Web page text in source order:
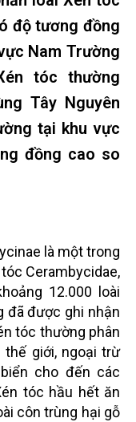
độ tương đồng
Nam Trường
tóc thường
Tây Nguyên
tại khu vực
đồng cao so
là một trong
Cerambycidae,
12.000 loài
đã được ghi nhận
tóc thường phân
giới, ngoại trừ
cho đến các
tóc hầu hết ăn
côn trùng hại gỗ